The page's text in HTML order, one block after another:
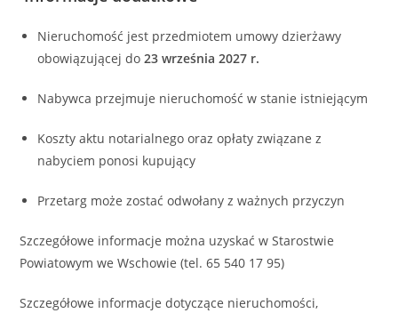
Nieruchomość jest przedmiotem umowy dzierżawy
obowiązującej do23 września 2027 r.
Nabywca przejmuje nieruchomość w stanie istniejącym
Koszty aktu notarialnego oraz opłaty związane z
nabyciem ponosi kupujący
Przetarg może zostać odwołany z ważnych przyczyn
Szczegółowe informacje można uzyskać w Starostwie
Powiatowym we Wschowie (tel. 65 540 17 95)
Szczegółowe informacje dotyczące nieruchomości,